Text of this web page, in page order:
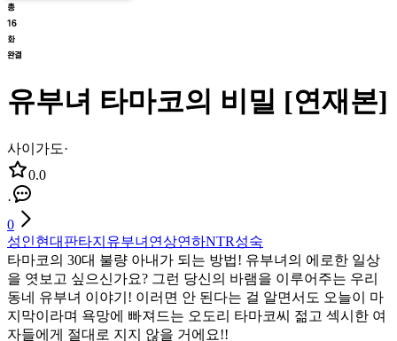
유부녀 타마코의 비밀 [연재본]
사이가도·
0.0
·
0
성인현대판타지 유부녀 연상연하NTR성숙
타마코의 30대 불량 아내가 되는 방법! 유부녀의 에로한 일상
을 엿보고 싶으신가요? 그런 당신의 바램을 이루어주는 우리
동네 유부녀 이야기! 이러면 안 된다는 걸 알면서도 오늘이 마
지막이라며 욕망에 빠져드는 오도리 타마코씨 젊고 섹시한 여
자들에게 절대로 지지 않을 거에요!!